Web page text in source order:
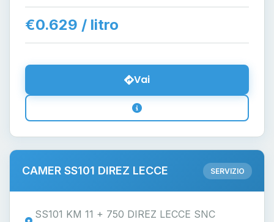
€0.629 / litro
Vai
CAMER SS101 DIREZ LECCE SERVIZIO
SS101 KM 11 + 750 DIREZ LECCE SNC